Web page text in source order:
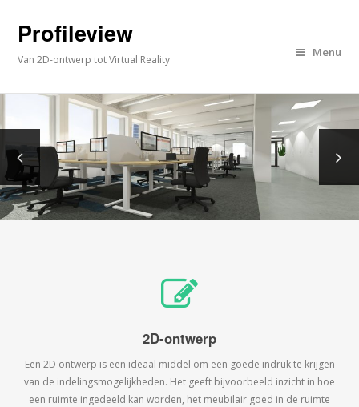
Profileview
Van 2D-ontwerp tot Virtual Reality
Menu
2D-ontwerp
Een 2D ontwerp is een ideaal middel om een goede indruk te krijgen
van de indelingsmogelijkheden. Het geeft bijvoorbeeld inzicht in hoe
een ruimte ingedeeld kan worden, het meubilair goed in de ruimte